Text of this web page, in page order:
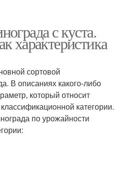
с куста.
характеристика
сортовой
В описаниях какого-либо
который относит
категории.
по урожайности